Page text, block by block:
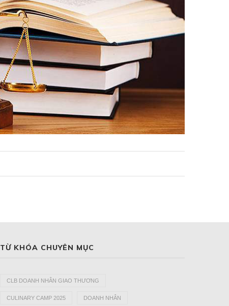
TỪ KHÓA CHUYÊN MỤC
CLB DOANH NHÂN GIAO THƯƠNG
CULINARY CAMP 2025 DOANH NHÂN